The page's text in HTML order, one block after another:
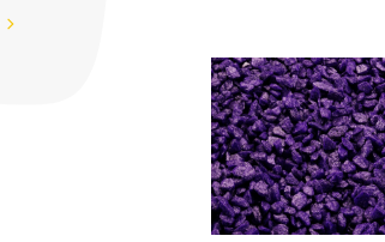
chevron_right